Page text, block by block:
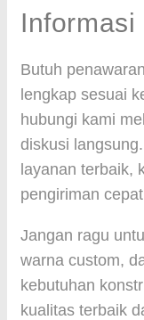
Informasi
Butuh penawaran
lengkap sesuai
hubungi kami
diskusi
layanan terbaik,
pengiriman
Jangan ragu
warna custom,
kebutuhan
kualitas terbaik